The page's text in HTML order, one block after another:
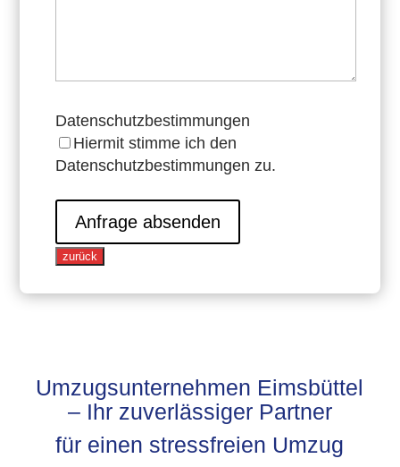
Datenschutzbestimmungen
Hiermit stimme ich den
Datenschutzbestimmungen zu.
Anfrage absenden
zurück
Umzugsunternehmen Eimsbüttel
– Ihr zuverlässiger Partner
für einen stressfreien Umzug